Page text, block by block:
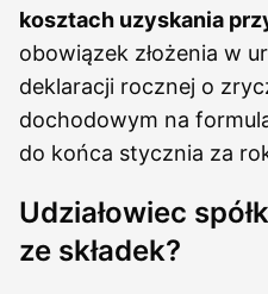
kosztach uzyskania
obowiązek złożenia w
deklaracji rocznej o
dochodowym na
do końca stycznia za
Udziałowiec
ze składek?